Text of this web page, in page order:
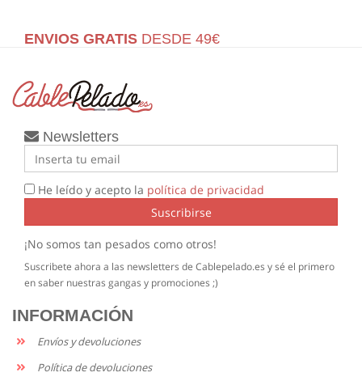
ENVIOS GRATIS DESDE 49€
Newsletters
He leído y acepto la política de privacidad
Suscribirse
¡No somos tan pesados como otros!
Suscribete ahora a las newsletters de Cablepelado.es y sé el primero
en saber nuestras gangas y promociones ;)
INFORMACIÓN
Envíos y devoluciones
Política de devoluciones